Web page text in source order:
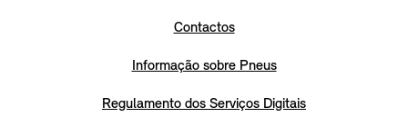
Contactos
Informação sobre Pneus
Regulamento dos Serviços Digitais